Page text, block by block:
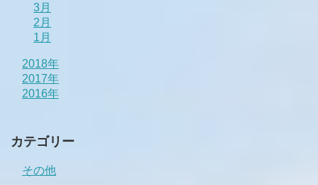
3月
2月
1月
2018年
2017年
2016年
カテゴリー
その他